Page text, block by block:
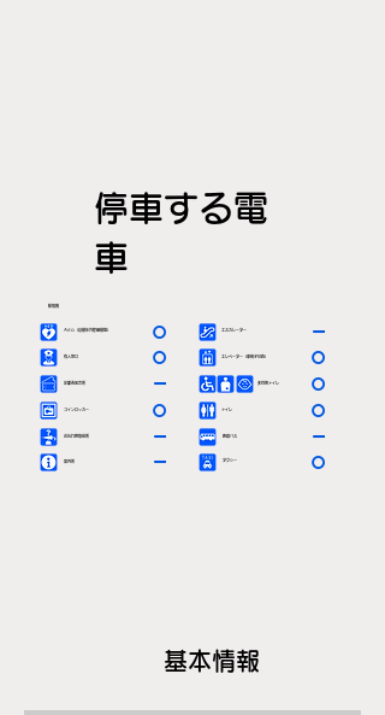
停車する電
車
駅情報
ＡＥＤ（自動体外除細動器）
有人窓口
定期券発売所
エスカレーター
エレベーター（車椅子対応）
多目的トイレ
〇
〇
ー
ー
〇
〇
コインロッカー トイレ
〇 〇
お忘れ物取扱所 ー
案内所 ー タクシー 〇
路線バス ー
基本情報